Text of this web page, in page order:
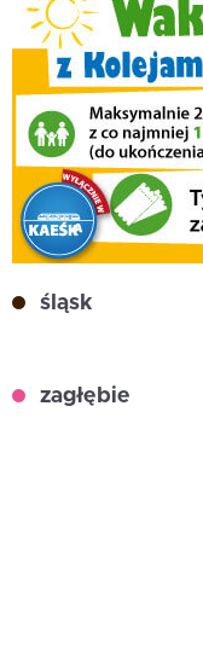
śląsk
zagłębie